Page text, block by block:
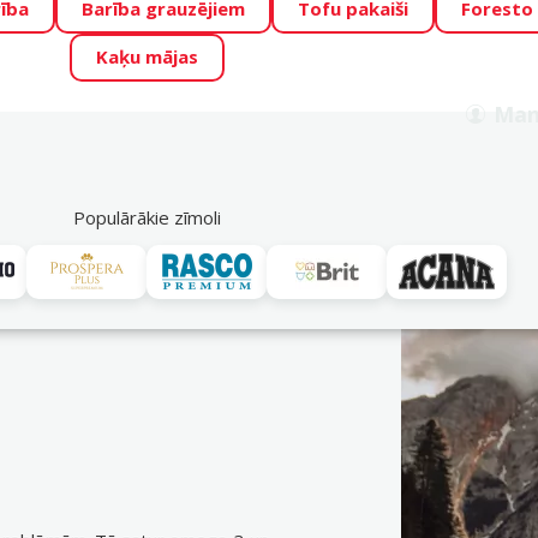
Zoo piedāvā lieliskas cenas mīluļu TOP barībām! 🍖 →
ŪSAIŅI”! Varbūt tieši Tavs mīlulis būs 2027. gada
Barība grauzējiem Tofu pakaiši
Foresto
Kaķu mājas
Populārākie zīmoli
Akciju piedāvājumi
Ontario
ērti DinoZoo e-veikalā jau tagad! Bezmaksas piegāde no